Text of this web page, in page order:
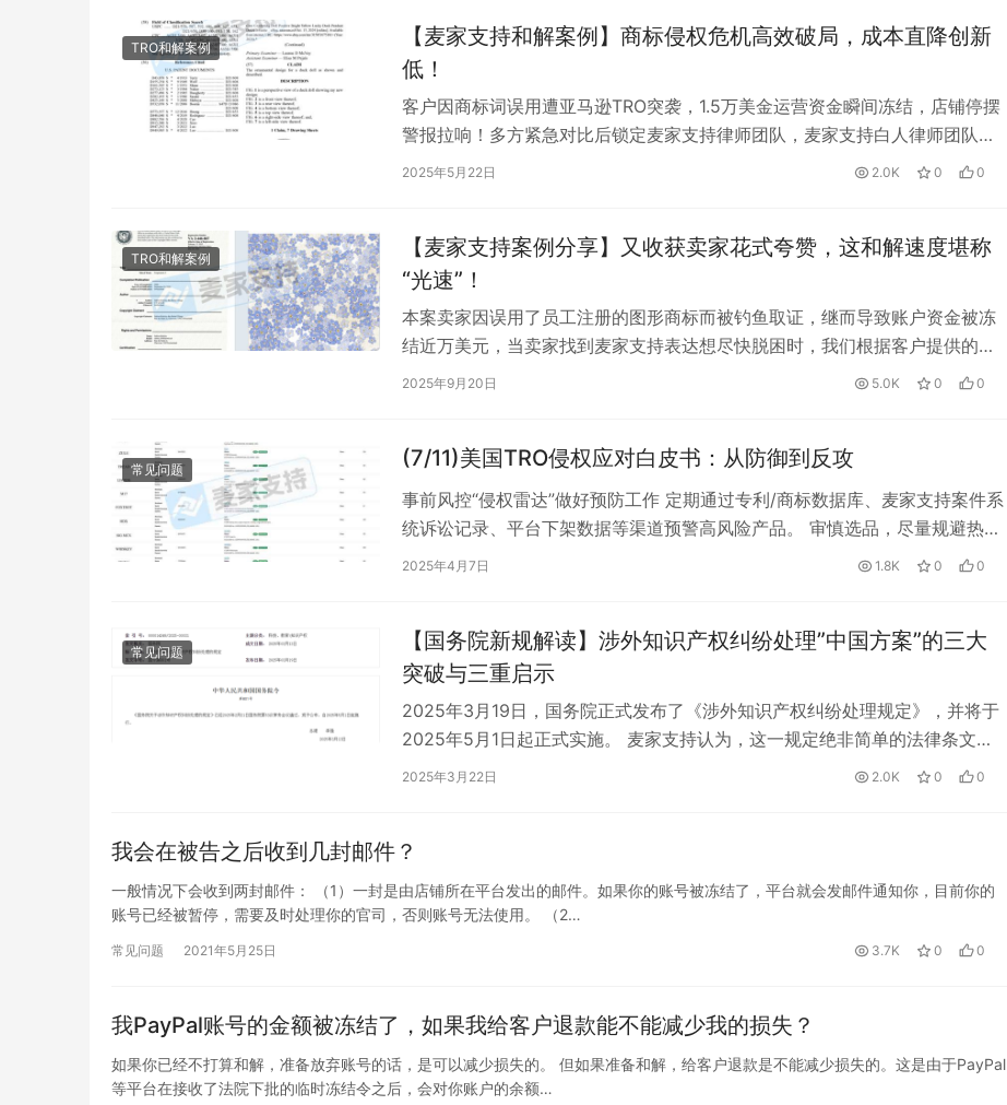
TRO和解案例
【麦家支持和解案例】商标侵权危机高效破局，成本直降创新
低！
客户因商标词误用遭亚马逊TRO突袭，1.5万美金运营资金瞬间冻结，店铺停摆
警报拉响！多方紧急对比后锁定麦家支持律师团队，麦家支持白人律师团队依
托万起TRO案件数据库，展开精准谈判博…
2025年5月22日 2.0K 0 0
TRO和解案例
【麦家支持案例分享】又收获卖家花式夸赞，这和解速度堪称
“光速”！
本案卖家因误用了员工注册的图形商标而被钓鱼取证，继而导致账户资金被冻
结近万美元，当卖家找到麦家支持表达想尽快脱困时，我们根据客户提供的信
息，分析了卖家的案件情况，为客户推荐了性价比…
2025年9月20日 5.0K 0 0
常见问题 (7/11)美国TRO侵权应对白皮书：从防御到反攻
‌事前风控‌“侵权雷达”做好预防工作‌ 定期通过专利/商标数据库、麦家支持案件系
统诉讼记录、平台下架数据等渠道预警高风险产品。 审慎选品，尽量规避热门
大IP及网红爆款商品，当众多“…
2025年4月7日 1.8K 0 0
常见问题
‌【国务院新规解读】涉外知识产权纠纷处理”中国方案”的三大
突破与三重启示‌
2025年3月19日，国务院正式发布了《涉外知识产权纠纷处理规定》，并将于
2025年5月1日起正式实施。 麦家支持认为，这一规定绝非简单的法律条文汇
编，而是中国在全球化3.0时代应…
2025年3月22日 2.0K 0 0
我会在被告之后收到几封邮件？
一般情况下会收到两封邮件： （1）一封是由店铺所在平台发出的邮件。如果你的账号被冻结了，平台就会发邮件通知你，目前你的
账号已经被暂停，需要及时处理你的官司，否则账号无法使用。 （2…
常见问题 2021年5月25日 3.7K 0 0
我PayPal账号的金额被冻结了，如果我给客户退款能不能减少我的损失？
如果你已经不打算和解，准备放弃账号的话，是可以减少损失的。 但如果准备和解，给客户退款是不能减少损失的。这是由于PayPal
等平台在接收了法院下批的临时冻结令之后，会对你账户的余额…